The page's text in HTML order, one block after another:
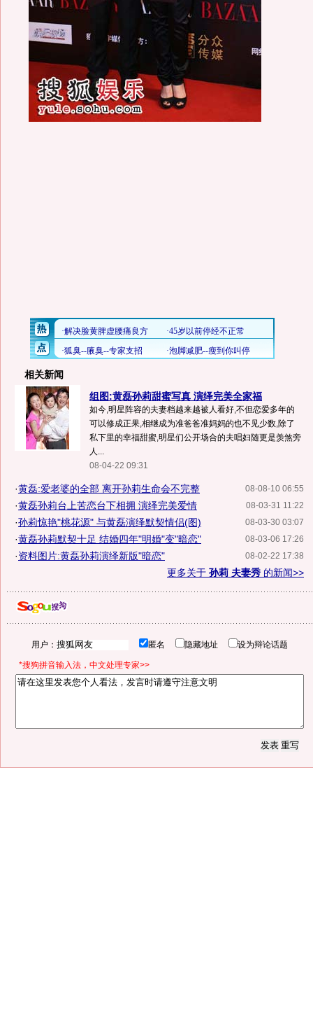
相关新闻
组图:黄磊孙莉甜蜜写真 演绎完美全家福
如今,明星阵容的夫妻档越来越被人看好,不但恋爱多年的
可以修成正果,相继成为准爸爸准妈妈的也不见少数,除了
私下里的幸福甜蜜,明星们公开场合的夫唱妇随更是羡煞旁
人...
08-04-22 09:31
08-08-10 06:55
·黄磊:爱老婆的全部 离开孙莉生命会不完整
08-03-31 11:22
·黄磊孙莉台上苦恋台下相拥 演绎完美爱情
08-03-30 03:07
·孙莉惊艳"桃花源" 与黄磊演绎默契情侣(图)
08-03-06 17:26
·黄磊孙莉默契十足 结婚四年"明婚"变"暗恋"
08-02-22 17:38
·资料图片:黄磊孙莉演绎新版"暗恋"
更多关于 孙莉 夫妻秀 的新闻>>
用户： 匿名 隐藏地址 设为辩论话题
*搜狗拼音输入法，中文处理专家>>